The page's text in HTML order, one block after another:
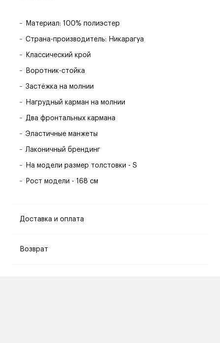
Материал: 100% полиэстер
Страна-производитель: Никарагуа
Классический крой
Воротник-стойка
Застёжка на молнии
Нагрудный карман на молнии
Два фронтальных кармана
Эластичные манжеты
Лаконичный брендинг
На модели размер толстовки - S
Рост модели - 168 см
Доставка и оплата
Возврат